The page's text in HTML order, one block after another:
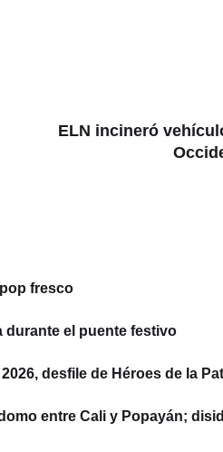
ELN incineró
fresco
durante el puente festivo
desfile de Héroes de la
entre Cali y Popayán;